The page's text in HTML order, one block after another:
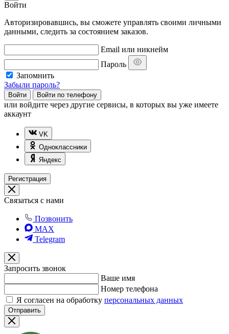
Войти
Авторизировавшись, вы сможете управлять своими личными
данными, следить за состоянием заказов.
Email или никнейм
Пароль
Запомнить
Забыли пароль?
Войти Войти по телефону
или войдите через другие сервисы, в которых вы уже имеете
аккаунт
VK
Одноклассники
Яндекс
Регистрация
Связаться с нами
Позвонить
MAX
Telegram
Запросить звонок
Ваше имя
Номер телефона
Я согласен на обработку персональных данных
Отправить